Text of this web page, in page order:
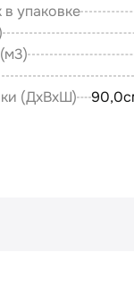
упаковке
(ДxВxШ)